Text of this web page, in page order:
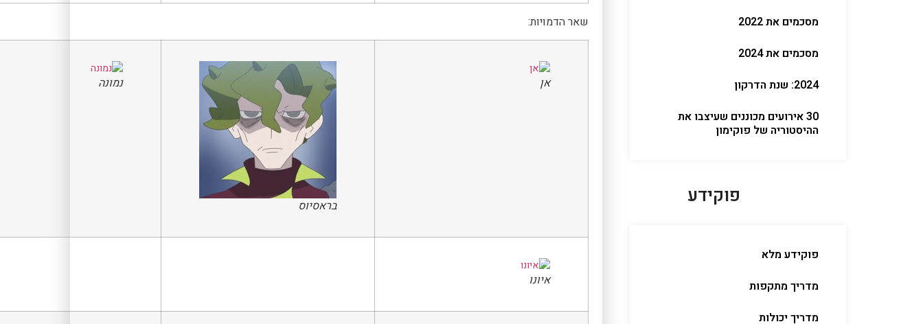
מסכמים את 2022
מסכמים את 2024
2024: שנת הדרקון
30 אירועים מכוננים שעיצבו את
ההיסטוריה של פוקימון
פוקידע
פוקידע מלא
מדריך מתקפות
מדריך יכולות
שאר הדמויות:
אן
בראסיוס
נמונה
איונו